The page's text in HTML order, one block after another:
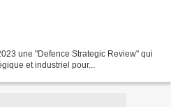
une "Defence Strategic Review" qui
et industriel pour...